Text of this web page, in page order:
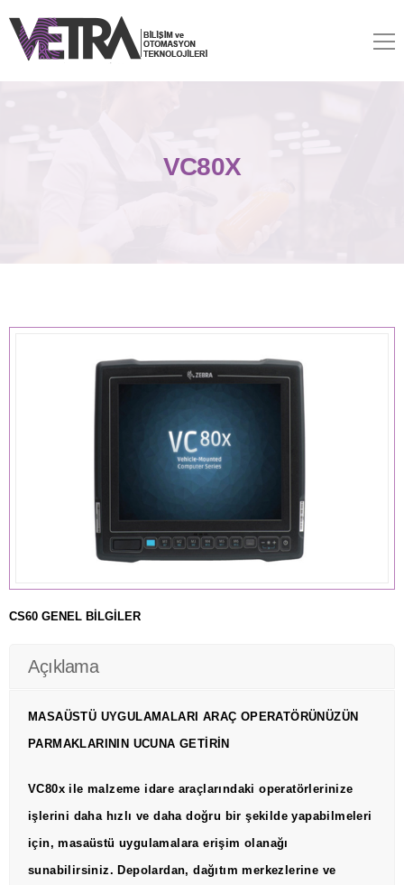
VC80X
CS60 GENEL BİLGİLER
Açıklama
MASAÜSTÜ UYGULAMALARI ARAÇ OPERATÖRÜNÜZÜN
PARMAKLARININ UCUNA GETİRİN
VC80x ile malzeme idare araçlarındaki operatörlerinize
işlerini daha hızlı ve daha doğru bir şekilde yapabilmeleri
için, masaüstü uygulamalara erişim olanağı
sunabilirsiniz. Depolardan, dağıtım merkezlerine ve